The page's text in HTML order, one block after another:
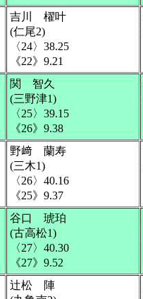
吉川 櫂叶
(仁尾2)
〈24〉38.25
《22》9.21
関 智久
(三野津1)
〈25〉39.15
《26》9.38
野﨑 蘭寿
(三木1)
〈26〉40.16
《25》9.37
谷口 琥珀
(古高松1)
〈27〉40.30
《27》9.52
辻松 陣